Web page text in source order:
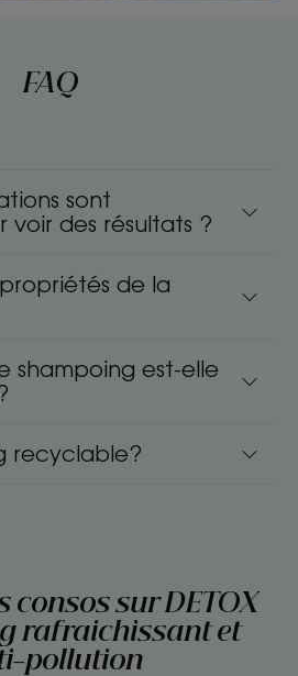
FAQ
sont
voir des résultats ?
de la
shampoing est-elle
recyclable?
consos sur DETOX
rafraichissant et
pollution